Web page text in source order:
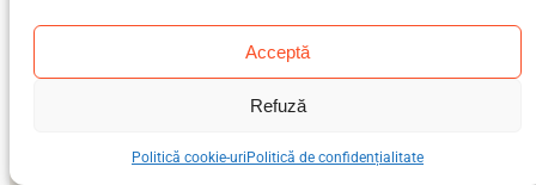
Acceptă
Refuză
Politică cookie-uri Politică de confidențialitate
ISOFIX